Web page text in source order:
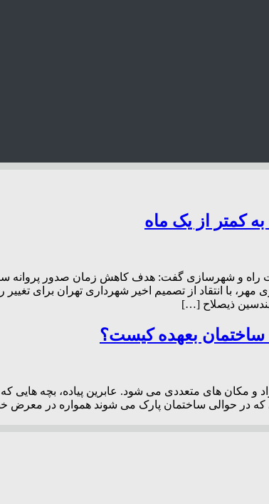
کمتر از یک ماه
و شهرسازی گفت: هدف کاهش زمان صدور پروانه
مهر، با انتقاد از تصمیم اخیر شهرداری تهران برای
ذیصلاح […]
بعهده کیست؟
مکان های متعددی می شود. عابرین پیاده، بچه هایی
که در حوالی ساختمان پارک می شوند همواره در